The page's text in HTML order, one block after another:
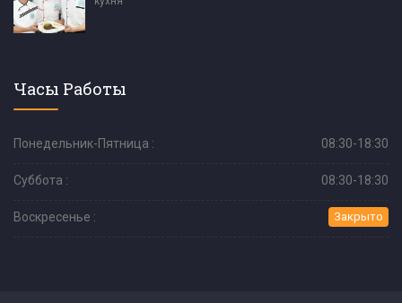
Часы Работы
Понедельник-Пятница : 08:30-18:30
Суббота : 08:30-18:30
Воскресенье : Закрыто